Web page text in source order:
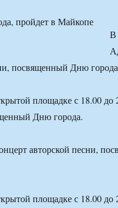
В
посвященный Дню города
площадке с 18.00 до
Дню города.
авторской песни,
площадке с 18.00 до